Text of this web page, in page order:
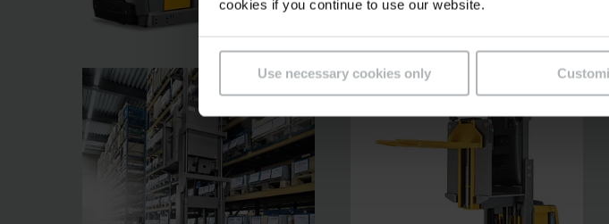
cookies if you continue to use our website.
Use necessary cookies only